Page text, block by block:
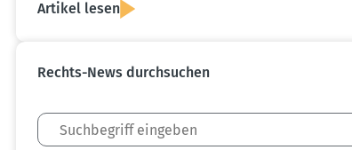
Artikel lesen
Rechts-News durch­suchen